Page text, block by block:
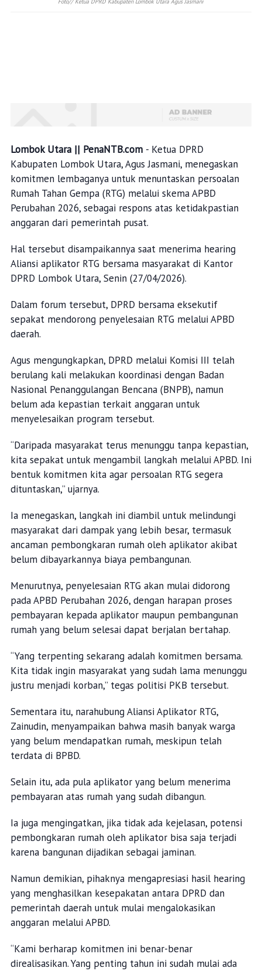
Lombok Utara || PenaNTB.com - Ketua DPRD
Kabupaten Lombok Utara, Agus Jasmani, menegaskan
komitmen lembaganya untuk menuntaskan persoalan
Rumah Tahan Gempa (RTG) melalui skema APBD
Perubahan 2026, sebagai respons atas ketidakpastian
anggaran dari pemerintah pusat.
Hal tersebut disampaikannya saat menerima hearing
Aliansi aplikator RTG bersama masyarakat di Kantor
DPRD Lombok Utara, Senin (27/04/2026).
Dalam forum tersebut, DPRD bersama eksekutif
sepakat mendorong penyelesaian RTG melalui APBD
daerah.
Agus mengungkapkan, DPRD melalui Komisi III telah
berulang kali melakukan koordinasi dengan Badan
Nasional Penanggulangan Bencana (BNPB), namun
belum ada kepastian terkait anggaran untuk
menyelesaikan program tersebut.
“Daripada masyarakat terus menunggu tanpa kepastian,
kita sepakat untuk mengambil langkah melalui APBD. Ini
bentuk komitmen kita agar persoalan RTG segera
dituntaskan,” ujarnya.
Ia menegaskan, langkah ini diambil untuk melindungi
masyarakat dari dampak yang lebih besar, termasuk
ancaman pembongkaran rumah oleh aplikator akibat
belum dibayarkannya biaya pembangunan.
Menurutnya, penyelesaian RTG akan mulai didorong
pada APBD Perubahan 2026, dengan harapan proses
pembayaran kepada aplikator maupun pembangunan
rumah yang belum selesai dapat berjalan bertahap.
“Yang terpenting sekarang adalah komitmen bersama.
Kita tidak ingin masyarakat yang sudah lama menunggu
justru menjadi korban,” tegas politisi PKB tersebut.
Sementara itu, narahubung Aliansi Aplikator RTG,
Zainudin, menyampaikan bahwa masih banyak warga
yang belum mendapatkan rumah, meskipun telah
terdata di BPBD.
Selain itu, ada pula aplikator yang belum menerima
pembayaran atas rumah yang sudah dibangun.
Ia juga mengingatkan, jika tidak ada kejelasan, potensi
pembongkaran rumah oleh aplikator bisa saja terjadi
karena bangunan dijadikan sebagai jaminan.
Namun demikian, pihaknya mengapresiasi hasil hearing
yang menghasilkan kesepakatan antara DPRD dan
pemerintah daerah untuk mulai mengalokasikan
anggaran melalui APBD.
“Kami berharap komitmen ini benar-benar
direalisasikan. Yang penting tahun ini sudah mulai ada